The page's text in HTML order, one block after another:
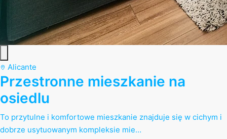
Alicante
Przestronne mieszkanie na
osiedlu
To przytulne i komfortowe mieszkanie znajduje się w cichym i
dobrze usytuowanym kompleksie mie…